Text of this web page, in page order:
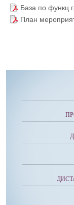
База по функц
План